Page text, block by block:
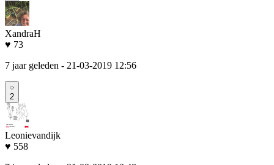
XandraH
♥ 73
7 jaar geleden - 21-03-2019 12:56
2
Leonievandijk
♥ 558